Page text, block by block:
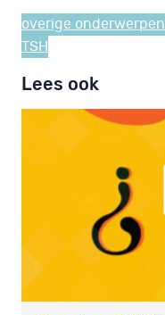
overige onderwerpen
TSH
Lees ook